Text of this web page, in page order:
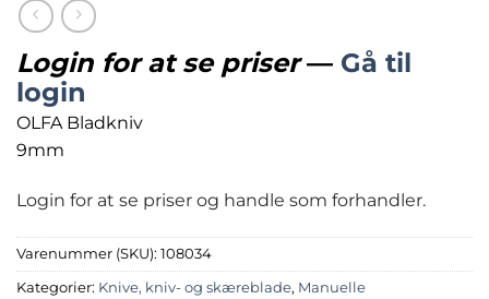
Login for at se priser— Gå til
login
OLFA Bladkniv
9mm
Login for at se priser og handle som forhandler.
Varenummer (SKU): 108034
Kategorier: Knive, kniv- og skæreblade, Manuelle